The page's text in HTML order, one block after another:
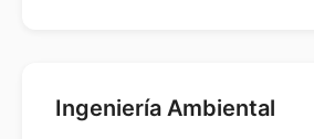
Ingeniería Ambiental